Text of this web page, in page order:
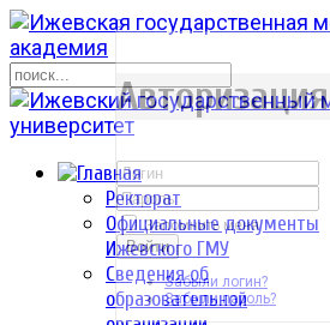
Ректорат
Официальные документы
Ижевского ГМУ
Сведения об
образовательной
р
Авторизация
Запомнить меня
Войти
Забыли логин?
Забыли пароль?